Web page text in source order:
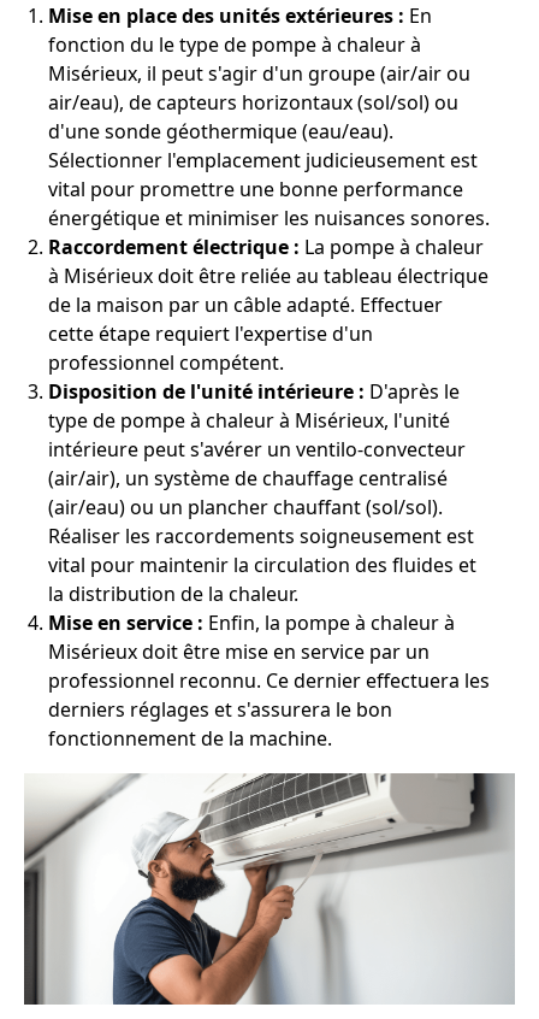
Mise en place des unités extérieures : En
fonction du le type de pompe à chaleur à
Misérieux, il peut s'agir d'un groupe (air/air ou
air/eau), de capteurs horizontaux (sol/sol) ou
d'une sonde géothermique (eau/eau).
Sélectionner l'emplacement judicieusement est
vital pour promettre une bonne performance
énergétique et minimiser les nuisances sonores.
Raccordement électrique : La pompe à chaleur
à Misérieux doit être reliée au tableau électrique
de la maison par un câble adapté. Effectuer
cette étape requiert l'expertise d'un
professionnel compétent.
Disposition de l'unité intérieure : D'après le
type de pompe à chaleur à Misérieux, l'unité
intérieure peut s'avérer un ventilo-convecteur
(air/air), un système de chauffage centralisé
(air/eau) ou un plancher chauffant (sol/sol).
Réaliser les raccordements soigneusement est
vital pour maintenir la circulation des fluides et
la distribution de la chaleur.
Mise en service : Enfin, la pompe à chaleur à
Misérieux doit être mise en service par un
professionnel reconnu. Ce dernier effectuera les
derniers réglages et s'assurera le bon
fonctionnement de la machine.